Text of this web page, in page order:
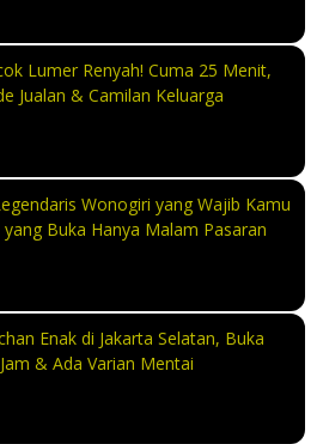
Lumer Renyah! Cuma 25 Menit,
Jualan & Camilan Keluarga
Wonogiri yang Wajib Kamu
yang Buka Hanya Malam Pasaran
Enak di Jakarta Selatan, Buka
& Ada Varian Mentai